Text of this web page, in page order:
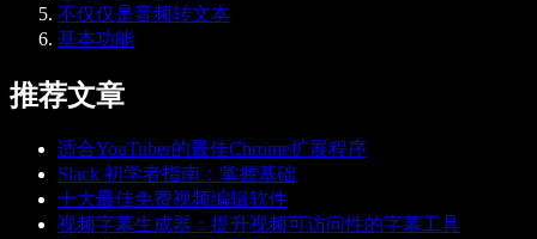
不仅仅是音频转文本
基本功能
推荐文章
适合YouTuber的最佳Chrome扩展程序
Slack 初学者指南：掌握基础
十大最佳免费视频编辑软件
视频字幕生成器：提升视频可访问性的字幕工具